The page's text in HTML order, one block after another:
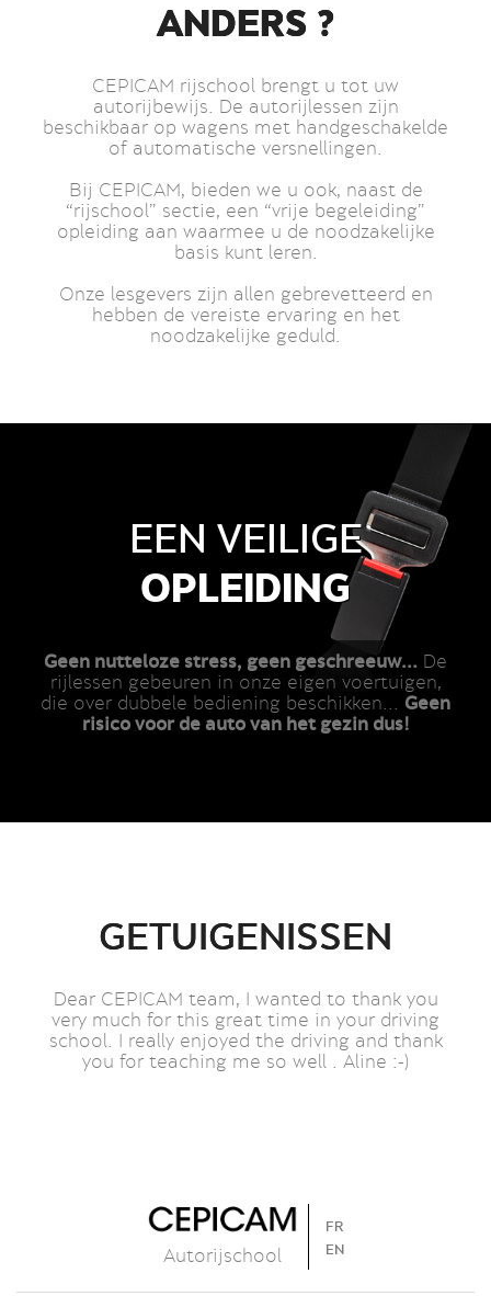
ANDERS ?
CEPICAM rijschool brengt u tot uw
autorijbewijs. De autorijlessen zijn
beschikbaar op wagens met handgeschakelde
of automatische versnellingen.
Bij CEPICAM, bieden we u ook, naast de
“rijschool” sectie, een “vrije begeleiding”
opleiding aan waarmee u de noodzakelijke
basis kunt leren.
Onze lesgevers zijn allen gebrevetteerd en
hebben de vereiste ervaring en het
noodzakelijke geduld.
EEN VEILIGE
OPLEIDING
Geen nutteloze stress, geen geschreeuw... De
rijlessen gebeuren in onze eigen voertuigen,
die over dubbele bediening beschikken... Geen
risico voor de auto van het gezin dus!
GETUIGENISSEN
Dear CEPICAM team, I wanted to thank you
very much for this great time in your driving
school. I really enjoyed the driving and thank
you for teaching me so well . Aline :-)
Autorijschool
FR
EN